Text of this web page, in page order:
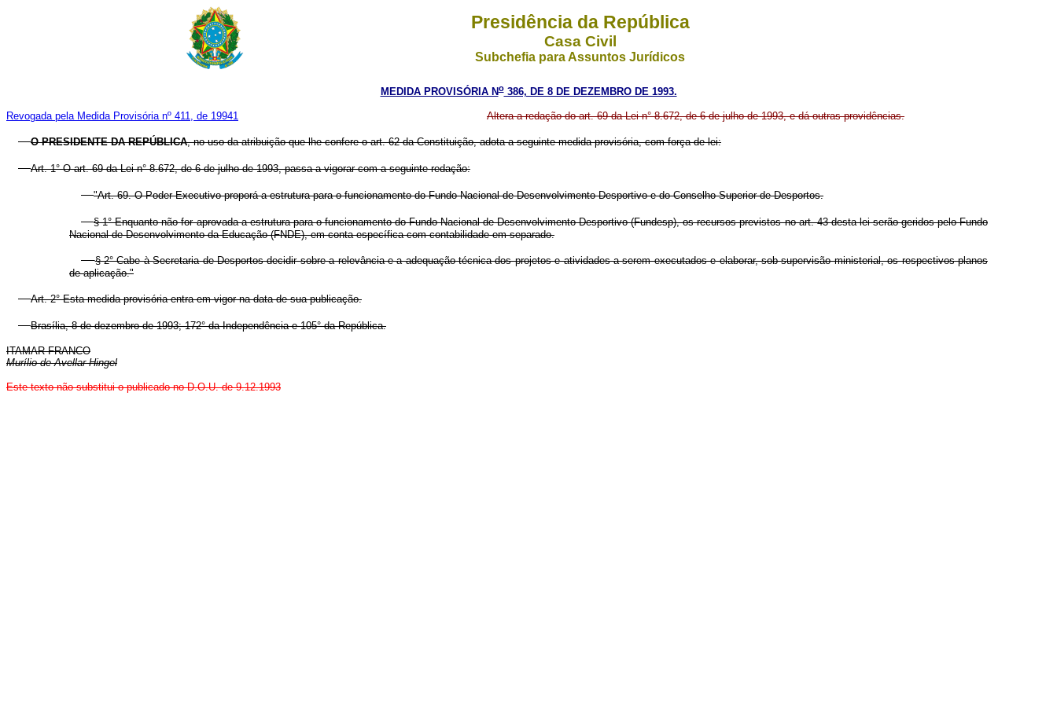
Presidência da República
Casa Civil
Subchefia para Assuntos Jurídicos
MEDIDA PROVISÓRIA No386, DE 8 DE DEZEMBRO DE 1993.
Revogada pela Medida Provisória nº 411, de 19941 Altera a redação do art. 69 da Lei n° 8.672, de 6 de julho de 1993, e dá outras providências.
O PRESIDENTE DA REPÚBLICA, no uso da atribuição que lhe confere o art. 62 da Constituição, adota a seguinte medida provisória, com força de lei:
Art. 1° O art. 69 da Lei n° 8.672, de 6 de julho de 1993, passa a vigorar com a seguinte redação:
"Art. 69. O Poder Executivo proporá a estrutura para o funcionamento do Fundo Nacional de Desenvolvimento Desportivo e do Conselho Superior de Desportos.
§ 1° Enquanto não for aprovada a estrutura para o funcionamento do Fundo Nacional de Desenvolvimento Desportivo (Fundesp), os recursos previstos no art. 43 desta lei serão geridos pelo Fundo
Nacional de Desenvolvimento da Educação (FNDE), em conta específica com contabilidade em separado.
§ 2° Cabe à Secretaria de Desportos decidir sobre a relevância e a adequação técnica dos projetos e atividades a serem executados e elaborar, sob supervisão ministerial, os respectivos planos
de aplicação."
Art. 2° Esta medida provisória entra em vigor na data de sua publicação.
Brasília, 8 de dezembro de 1993; 172° da Independência e 105° da República.
ITAMAR FRANCO
Murílio de Avellar Hingel
Este texto não substitui o publicado no D.O.U. de 9.12.1993